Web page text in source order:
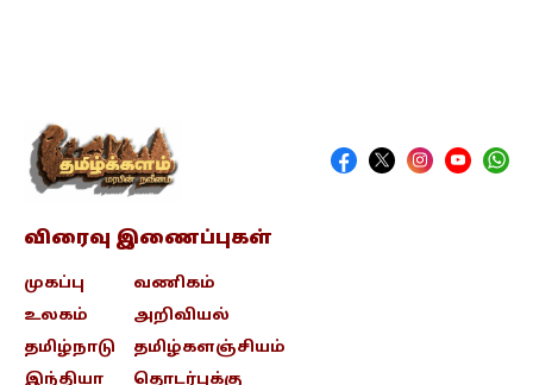
விரைவு இணைப்புகள்
முகப்பு
உலகம்
தமிழ்நாடு
இந்தியா
வணிகம்
அறிவியல்
தமிழ்களஞ்சியம்
தொடர்புக்கு